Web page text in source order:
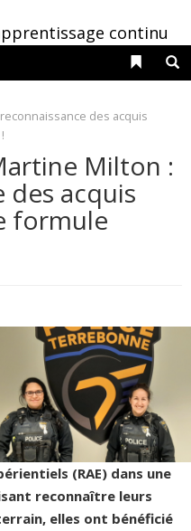
continu
Liens
des acquis
Milton :
des acquis
formule
(RAE) dans une
reconnaître leurs
elles ont bénéficié